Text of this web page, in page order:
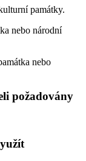
památky.
nebo národní
nebo
požadovány